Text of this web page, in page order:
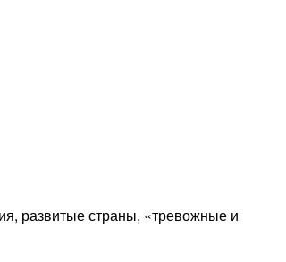
развитые страны, «тревожные и